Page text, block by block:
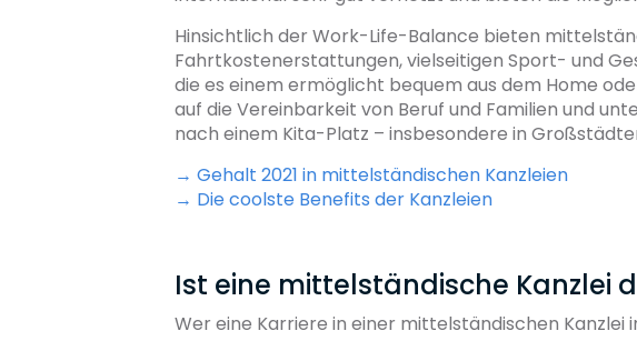
Hinsichtlich der Work-Life-Balance bieten
Fahrtkostenerstattungen, vielseitigen Sport- und
die es einem ermöglicht bequem aus dem Home
auf die Vereinbarkeit von Beruf und Familien und
nach einem Kita-Platz – insbesondere in
→ Gehalt 2021 in mittelständischen Kanzleien
​→ Die coolste Benefits der Kanzleien
Ist eine mittelständische Kanzlei
Wer eine Karriere in einer mittelständischen